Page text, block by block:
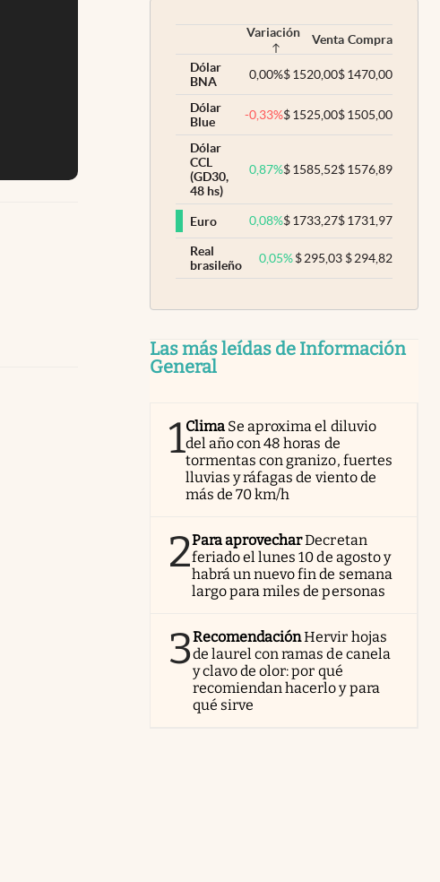
Variación Venta Compra
Dólar
BNA
0,00%$1520,00$1470,00
Dólar
Blue
-0,33%$1525,00$1505,00
Dólar
CCL
(GD30,
48 hs)
0,87%$1585,52$1576,89
Euro 0,08%$1733,27$1731,97
Real
brasileño
0,05% $295,03 $294,82
Las más leídas de Información
General
1Clima Se aproxima el diluvio
del año con 48 horas de
tormentas con granizo, fuertes
lluvias y ráfagas de viento de
más de 70 km/h
2Para aprovecharDecretan
feriado el lunes 10 de agosto y
habrá un nuevo fin de semana
largo para miles de personas
3RecomendaciónHervir hojas
de laurel con ramas de canela
y clavo de olor: por qué
recomiendan hacerlo y para
qué sirve